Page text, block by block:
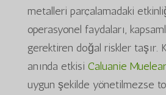
metalleri parçalamadaki
operasyonel faydaları,
gerektiren doğal riskler taşır.
anında etkisi Caluanie
uygun şekilde yönetilmezse